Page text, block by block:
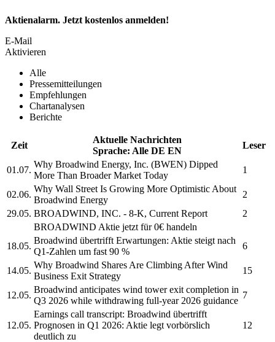
Aktienalarm. Jetzt kostenlos anmelden!
E-Mail
Aktivieren
Alle
Pressemitteilungen
Empfehlungen
Chartanalysen
Berichte
Zeit
Aktuelle Nachrichten
Sprache: Alle DE EN
Leser
01.07.
Why Broadwind Energy, Inc. (BWEN) Dipped
More Than Broader Market Today
1
02.06.
Why Wall Street Is Growing More Optimistic About
Broadwind Energy
2
29.05. BROADWIND, INC. - 8-K, Current Report
2
BROADWIND Aktie jetzt für 0€ handeln
18.05.
Broadwind übertrifft Erwartungen: Aktie steigt nach
Q1-Zahlen um fast 90 %
6
14.05.
Why Broadwind Shares Are Climbing After Wind
Business Exit Strategy
15
12.05.
Broadwind anticipates wind tower exit completion in
Q3 2026 while withdrawing full-year 2026 guidance
7
12.05.
Earnings call transcript: Broadwind übertrifft
Prognosen in Q1 2026: Aktie legt vorbörslich
deutlich zu
12